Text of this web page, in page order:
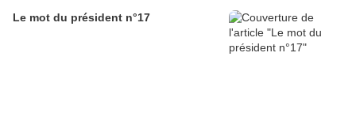
Le mot du président n°17